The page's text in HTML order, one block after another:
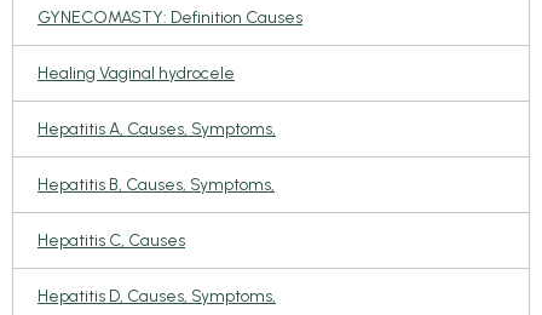
GYNECOMASTY: Definition Causes
Healing Vaginal hydrocele
Hepatitis A, Causes, Symptoms,
Hepatitis B, Causes, Symptoms,
Hepatitis C, Causes
Hepatitis D, Causes, Symptoms,